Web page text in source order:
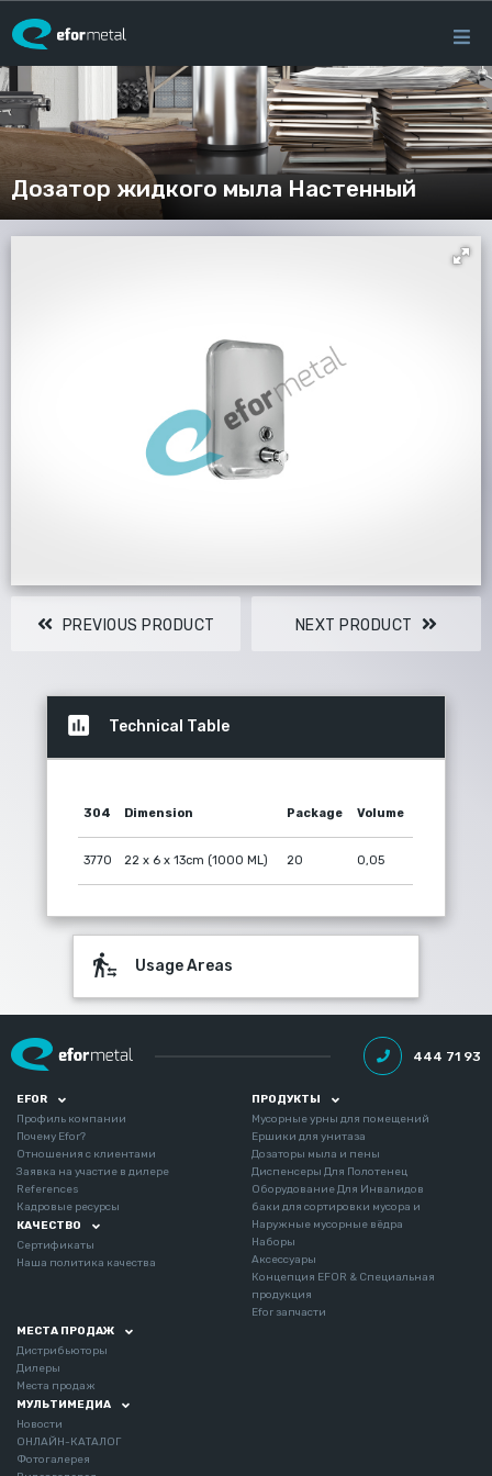
×
EFOR
Дозатор жидкого мыла Настенный
PREVIOUS PRODUCT NEXT PRODUCT
insert_chart Technical Table
304 Dimension Package Volume
3770 22 x 6 x 13cm (1000 ML) 20 0,05
transfer_within_a_station Usage Areas
444 71 93
EFOR
Профиль компании
Почему Efor?
Отношения с клиентами
Заявка на участие в дилере
References
Кадровые ресурсы
КАЧЕСТВО
Сертификаты
Наша политика качества
ПРОДУКТЫ
Мусорные урны для помещений
Ершики для унитаза
Дозаторы мыла и пены
Диспенсеры Для Полотенец
Оборудование Для Инвалидов
баки для сортировки мусора и
Наружные мусорные вёдра
Наборы
Аксессуары
Концепция EFOR & Специальная
продукция
Efor запчасти
МЕСТА ПРОДАЖ
Дистрибьюторы
Дилеры
Места продаж
МУЛЬТИМЕДИА
Новости
ОНЛАЙН-КАТАЛОГ
Фотогалерея